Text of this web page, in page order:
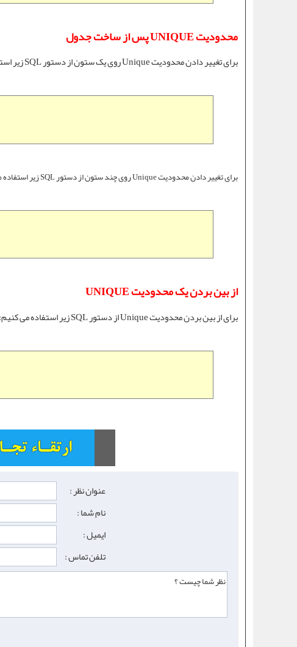
محدودیت UNIQUE پس از ساخت جدول
برای تغییر دادنمحدودیت Unique روی یک ستون از دستور SQL زیر استفاده می کنیم:
برای تغییر دادنمحدودیت Unique روی چند ستون از دستور SQL زیر استفاده می کنیم:
از بین بردن یک محدودیت UNIQUE
برای از بین بردنمحدودیت Unique از دستور SQL زیر استفاده می کنیم:
عنوان نظر :
نام شما :
ایمیل :
تلفن تماس :